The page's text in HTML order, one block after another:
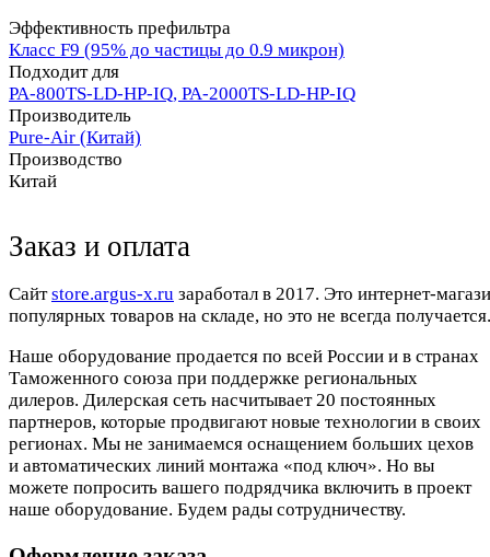
Эффективность префильтра
Класс F9 (95% до частицы до 0.9 микрон)
Подходит для
PA-800TS-LD-HP-IQ, PA-2000TS-LD-HP-IQ
Производитель
Pure-Air (Китай)
Производство
Китай
Заказ и оплата
Cайтstore.argus-x.ru заработал в 2017. Это интернет-
популярных товаров на складе, но это не всегда
Наше оборудование продается по всей России и в странах
Таможенного союза при поддержке региональных
дилеров. Дилерская сеть насчитывает 20 постоянных
партнеров, которые продвигают новые технологии в своих
регионах. Мы не занимаемся оснащением больших цехов
и автоматических линий монтажа «под ключ». Но вы
можете попросить вашего подрядчика включить в проект
наше оборудование. Будем рады сотрудничеству.